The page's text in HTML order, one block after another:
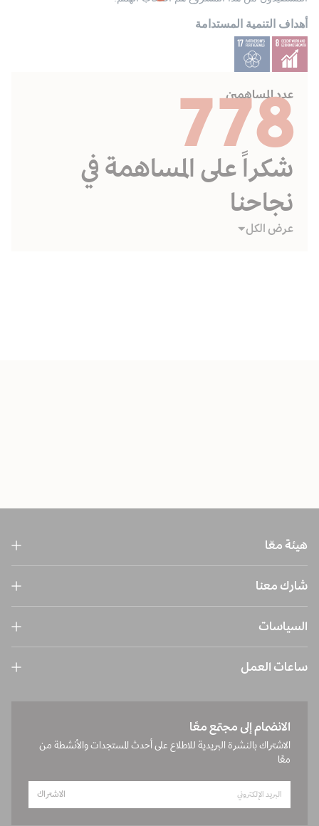
أهداف التنمية المستدامة
عدد المساهمين
778
شكراً على المساهمة في
نجاحنا
عرض الكل
هيئة معّا
شارك معنا
السياسات
ساعات العمل
الانضمام إلى مجتمع معًا
الاشتراك بالنشرة البريدية للاطلاع على أحدث المستجدات والأنشطة من
معًا
الاشتراك